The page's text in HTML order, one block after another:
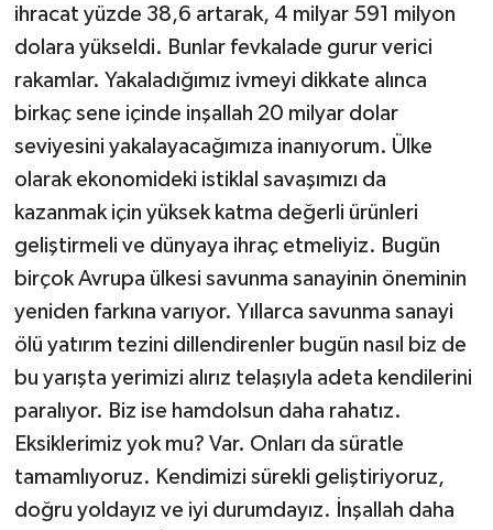
ihracat yüzde 38,6 artarak, 4 milyar 591 milyon
dolara yükseldi. Bunlar fevkalade gurur verici
rakamlar. Yakaladığımız ivmeyi dikkate alınca
birkaç sene içinde inşallah 20 milyar dolar
seviyesini yakalayacağımıza inanıyorum. Ülke
olarak ekonomideki istiklal savaşımızı da
kazanmak için yüksek katma değerli ürünleri
geliştirmeli ve dünyaya ihraç etmeliyiz. Bugün
birçok Avrupa ülkesi savunma sanayinin öneminin
yeniden farkına varıyor. Yıllarca savunma sanayi
ölü yatırım tezini dillendirenler bugün nasıl biz de
bu yarışta yerimizi alırız telaşıyla adeta kendilerini
paralıyor. Biz ise hamdolsun daha rahatız.
Eksiklerimiz yok mu? Var. Onları da süratle
tamamlıyoruz. Kendimizi sürekli geliştiriyoruz,
doğru yoldayız ve iyi durumdayız. İnşallah daha